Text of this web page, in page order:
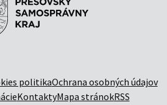
politikaOchrana osobných údajov
KontaktyMapa stránokRSS